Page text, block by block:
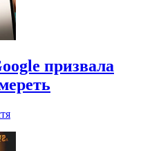
призвала